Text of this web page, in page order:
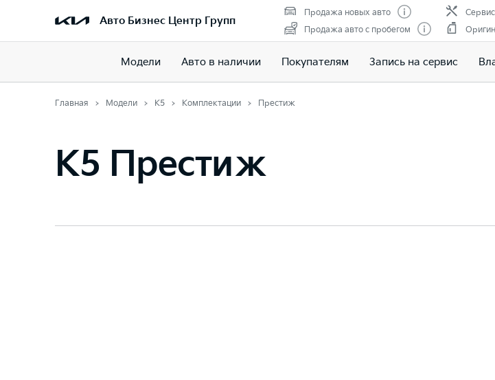
Авто Бизнес Центр Групп
Продажа новых авто
Продажа авто с пробегом
Модели Авто в наличии Покупателям Запись на сервис
Главная Модели K5 Комплектации Престиж
K5 Престиж